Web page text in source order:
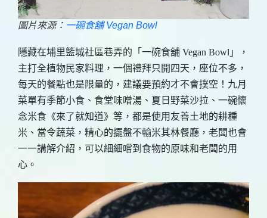
圖片來源： 一碗食舖 Vegan Bowl
隱藏在埔里籃城社區巷弄的「一碗食舖 Vegan Bowl」，
主打全植物民家料理，一個禮拜只開四天，座位不多，
每天的餐點也是限量的，建議要預約才不會撲空！九月
菜單有季節小食、食堂味噌湯、夏日野菜沙拉、一碗懷
念米食《來了就知道》等，都是使用友善土地的耕種
米、當令蔬菜，精心的擺盤不輸米其林餐廳，老闆也會
一一講解介紹，可以細細嚐到食物的原味和老闆的用
心。